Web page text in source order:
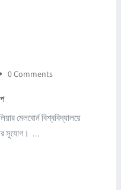
0 Comments
মেলবোর্ন বিশ্ববিদ্যালয়ে
সুযোগ। ...